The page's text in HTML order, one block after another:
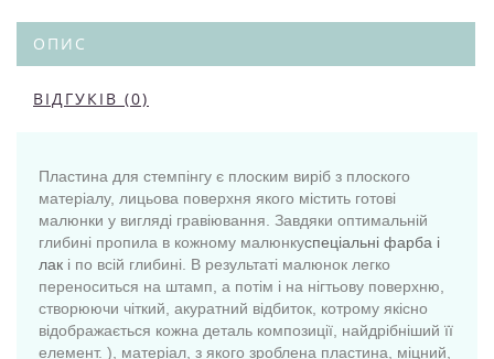
ОПИС
ВІДГУКІВ (0)
Пластина для стемпінгу є плоским виріб з плоского
матеріалу, лицьова поверхня якого містить готові
малюнки у вигляді гравіювання. Завдяки оптимальній
глибині пропила в кожному малюнкуспеціальні фарба і
лак і по всій глибині. В результаті малюнок легко
переноситься на штамп, а потім і на нігтьову поверхню,
створюючи чіткий, акуратний відбиток, котрому якісно
відображається кожна деталь композиції, найдрібніший її
елемент. ), матеріал, з якого зроблена пластина, міцний,